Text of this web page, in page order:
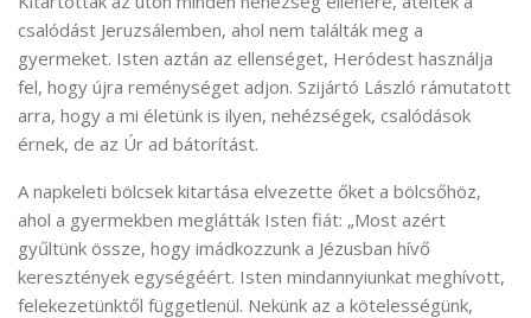
csalódást Jeruzsálemben, ahol nem találták meg a
gyermeket. Isten aztán az ellenséget, Heródest használja
fel, hogy újra reménységet adjon. Szijártó László rámutatott
arra, hogy a mi életünk is ilyen, nehézségek, csalódások
érnek, de az Úr ad bátorítást.
A napkeleti bölcsek kitartása elvezette őket a bölcsőhöz,
ahol a gyermekben meglátták Isten fiát: „Most azért
gyűltünk össze, hogy imádkozzunk a Jézusban hívő
keresztények egységéért. Isten mindannyiunkat meghívott,
felekezetünktől függetlenül. Nekünk az a kötelességünk,